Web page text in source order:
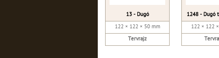
13 - Dugó
122 × 122 × 50 mm
Tervrajz
1248 - Dugó
122 × 122